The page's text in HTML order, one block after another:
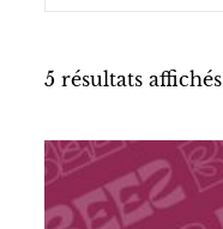
5 résultats affichés